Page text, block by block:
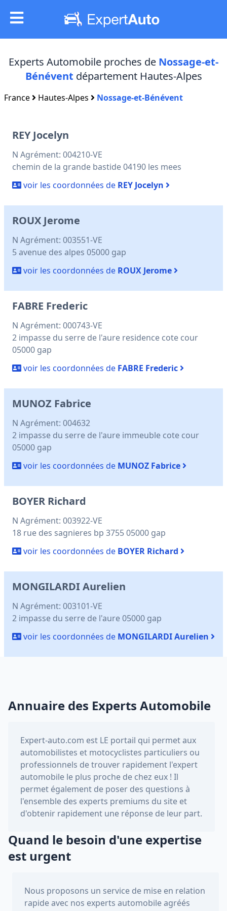
Experts Automobile proches de Nossage-et-
Bénévent département Hautes-Alpes
France Hautes-Alpes Nossage-et-Bénévent
REY Jocelyn
N Agrément: 004210-VE
chemin de la grande bastide 04190 les mees
voir les coordonnées de REY Jocelyn
ROUX Jerome
N Agrément: 003551-VE
5 avenue des alpes 05000 gap
voir les coordonnées de ROUX Jerome
FABRE Frederic
N Agrément: 000743-VE
2 impasse du serre de l'aure residence cote cour
05000 gap
voir les coordonnées de FABRE Frederic
MUNOZ Fabrice
N Agrément: 004632
2 impasse du serre de l'aure immeuble cote cour
05000 gap
voir les coordonnées de MUNOZ Fabrice
BOYER Richard
N Agrément: 003922-VE
18 rue des sagnieres bp 3755 05000 gap
voir les coordonnées de BOYER Richard
MONGILARDI Aurelien
N Agrément: 003101-VE
2 impasse du serre de l'aure 05000 gap
voir les coordonnées de MONGILARDI Aurelien
Annuaire des Experts Automobile
Expert-auto.com est LE portail qui permet aux
automobilistes et motocyclistes particuliers ou
professionnels de trouver rapidement l'expert
automobile le plus proche de chez eux ! Il
permet également de poser des questions à
l'ensemble des experts premiums du site et
d'obtenir rapidement une réponse de leur part.
Quand le besoin d'une expertise
est urgent
Nous proposons un service de mise en relation
rapide avec nos experts automobile agréés